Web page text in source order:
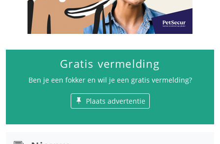
Gratis vermelding
Ben je een fokker en wil je een gratis vermelding?
Plaats advertentie